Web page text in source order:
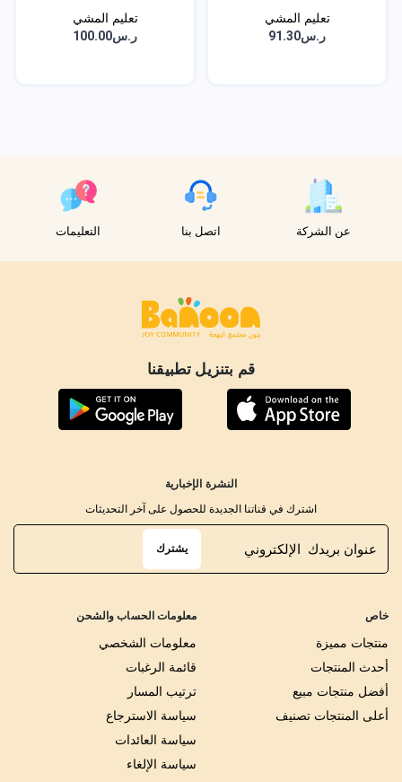
تعليم المشي
ر.س91.30
تعليم المشي
ر.س100.00
عن الشركة اتصل بنا التعليمات
قم بتنزيل تطبيقنا
خاص
منتجات مميزة
أحدث المنتجات
أفضل منتجات مبيع
أعلى المنتجات تصنيف
معلومات الحساب والشحن
معلومات الشخصي
قائمة الرغبات
ترتيب المسار
سياسة الاسترجاع
سياسة العائدات
سياسة الإلغاء
النشرة الإخبارية
اشترك في قناتنا الجديدة للحصول على آخر التحديثات
يشترك